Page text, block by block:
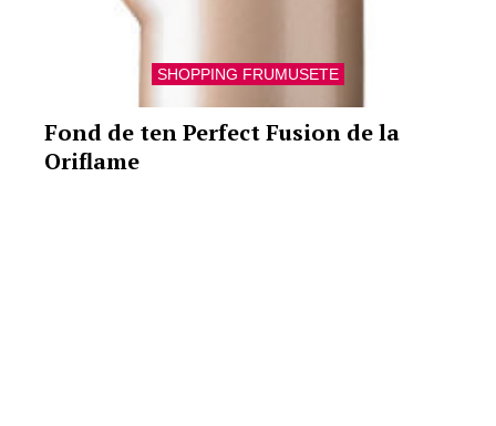
SHOPPING FRUMUSETE
Fond de ten Perfect Fusion de la
Oriflame